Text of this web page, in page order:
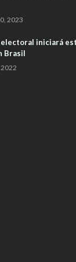
2023
electoral iniciará
Brasil